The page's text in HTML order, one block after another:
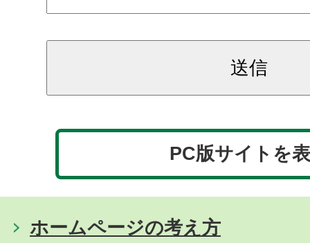
PC版サイトを
ホームページの考え方